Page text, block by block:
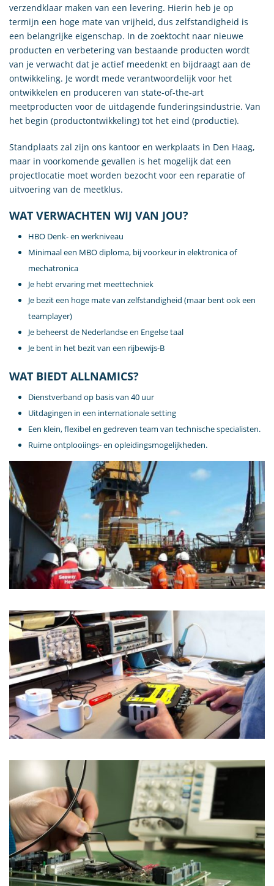
verzendklaar maken van een levering. Hierin heb je op
termijn een hoge mate van vrijheid, dus zelfstandigheid is
een belangrijke eigenschap. In de zoektocht naar nieuwe
producten en verbetering van bestaande producten wordt
van je verwacht dat je actief meedenkt en bijdraagt aan de
ontwikkeling. Je wordt mede verantwoordelijk voor het
ontwikkelen en produceren van state-of-the-art
meetproducten voor de uitdagende funderingsindustrie. Van
het begin (productontwikkeling) tot het eind (productie).
Standplaats zal zijn ons kantoor en werkplaats in Den Haag,
maar in voorkomende gevallen is het mogelijk dat een
projectlocatie moet worden bezocht voor een reparatie of
uitvoering van de meetklus.
WAT VERWACHTEN WIJ VAN JOU?
HBO Denk- en werkniveau
Minimaal een MBO diploma, bij voorkeur in elektronica of
mechatronica
Je hebt ervaring met meettechniek
Je bezit een hoge mate van zelfstandigheid (maar bent ook een
teamplayer)
Je beheerst de Nederlandse en Engelse taal
Je bent in het bezit van een rijbewijs-B
WAT BIEDT ALLNAMICS?
Dienstverband op basis van 40 uur
Uitdagingen in een internationale setting
Een klein, flexibel en gedreven team van technische specialisten.
Ruime ontplooiings- en opleidingsmogelijkheden.